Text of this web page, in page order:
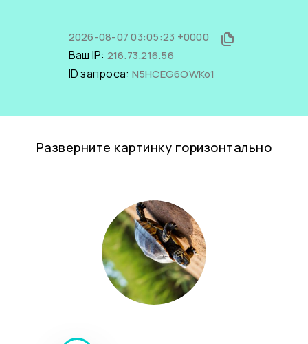
2026-08-07 03:05:23 +0000
Ваш IP: 216.73.216.56
ID запроса: N5HCEG6OWKo1
Разверните картинку горизонтально